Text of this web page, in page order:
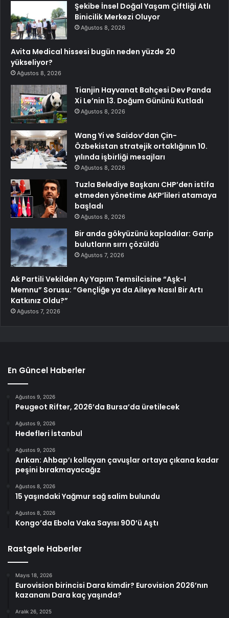
Şekibe İnsel Doğal Yaşam Çiftliği Atlı
Binicilik Merkezi Oluyor
Ağustos 8, 2026
Avita Medical hissesi bugün neden yüzde 20
yükseliyor?
Ağustos 8, 2026
Tianjin Hayvanat Bahçesi Dev Panda
Xi Le’nin 13. Doğum Gününü Kutladı
Ağustos 8, 2026
Wang Yi ve Saidov’dan Çin-
Özbekistan stratejik ortaklığının 10.
yılında işbirliği mesajları
Ağustos 8, 2026
Tuzla Belediye Başkanı CHP’den istifa
etmeden yönetime AKP’lileri atamaya
başladı
Ağustos 8, 2026
Bir anda gökyüzünü kapladılar: Garip
bulutların sırrı çözüldü
Ağustos 7, 2026
Ak Partili Vekilden Ay Yapım Temsilcisine “Aşk-I
Memnu” Sorusu: “Gençliğe ya da Aileye Nasıl Bir Artı
Katkınız Oldu?”
Ağustos 7, 2026
En Güncel Haberler
Ağustos 9, 2026
Peugeot Rifter, 2026’da Bursa’da üretilecek
Ağustos 9, 2026
Hedefleri İstanbul
Ağustos 9, 2026
Arıkan: Ahbap’ı kollayan çavuşlar ortaya çıkana kadar
peşini bırakmayacağız
Ağustos 8, 2026
15 yaşındaki Yağmur sağ salim bulundu
Ağustos 8, 2026
Kongo’da Ebola Vaka Sayısı 900’ü Aştı
Rastgele Haberler
Mayıs 18, 2026
Eurovision birincisi Dara kimdir? Eurovision 2026’nın
kazananı Dara kaç yaşında?
Aralık 26, 2025